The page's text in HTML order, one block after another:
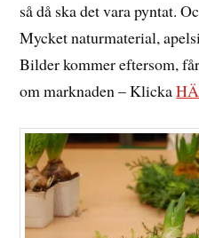
så då ska det vara pyntat.
Mycket naturmaterial,
Bilder kommer eftersom,
om marknaden – Klicka